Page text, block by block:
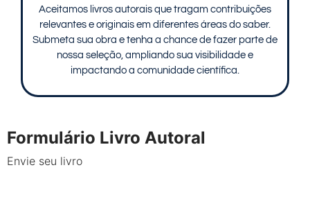
Aceitamos livros autorais que tragam contribuições
relevantes e originais em diferentes áreas do saber.
Submeta sua obra e tenha a chance de fazer parte de
nossa seleção, ampliando sua visibilidade e
impactando a comunidade científica.
Formulário Livro Autoral
Envie seu livro